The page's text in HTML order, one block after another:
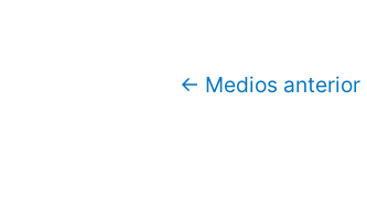
Navegación
← Medios anterior